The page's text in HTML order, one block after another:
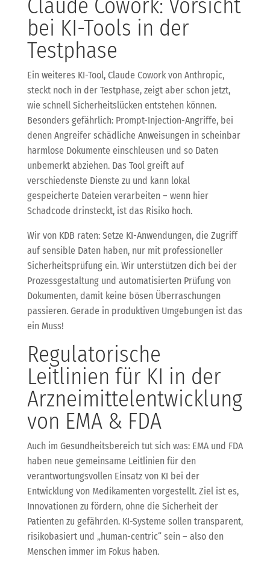
Claude Cowork: Vorsicht
bei KI-Tools in der
Testphase
Ein weiteres KI-Tool, Claude Cowork von Anthropic,
steckt noch in der Testphase, zeigt aber schon jetzt,
wie schnell Sicherheitslücken entstehen können.
Besonders gefährlich: Prompt-Injection-Angriffe, bei
denen Angreifer schädliche Anweisungen in scheinbar
harmlose Dokumente einschleusen und so Daten
unbemerkt abziehen. Das Tool greift auf
verschiedenste Dienste zu und kann lokal
gespeicherte Dateien verarbeiten – wenn hier
Schadcode drinsteckt, ist das Risiko hoch.
Wir von KDB raten: Setze KI-Anwendungen, die Zugriff
auf sensible Daten haben, nur mit professioneller
Sicherheitsprüfung ein. Wir unterstützen dich bei der
Prozessgestaltung und automatisierten Prüfung von
Dokumenten, damit keine bösen Überraschungen
passieren. Gerade in produktiven Umgebungen ist das
ein Muss!
Regulatorische
Leitlinien für KI in der
Arzneimittelentwicklung
von EMA & FDA
Auch im Gesundheitsbereich tut sich was: EMA und FDA
haben neue gemeinsame Leitlinien für den
verantwortungsvollen Einsatz von KI bei der
Entwicklung von Medikamenten vorgestellt. Ziel ist es,
Innovationen zu fördern, ohne die Sicherheit der
Patienten zu gefährden. KI-Systeme sollen transparent,
risikobasiert und „human-centric“ sein – also den
Menschen immer im Fokus haben.